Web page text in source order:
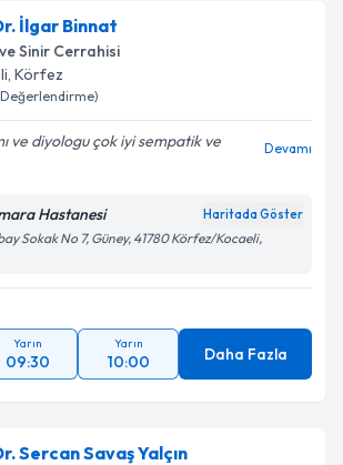
İlgar Binnat
Sinir Cerrahisi
, Körfez
Değerlendirme)
ve diyologu çok iyi sempatik ve
Devamı
Hastanesi Haritada Göster
Sokak No 7, Güney, 41780 Körfez/Kocaeli,
Yarın
09:30
Yarın
10:00 Daha Fazla
Sercan Savaş Yalçın